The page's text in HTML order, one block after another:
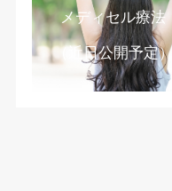
メディセル療法
（近日公開予定）